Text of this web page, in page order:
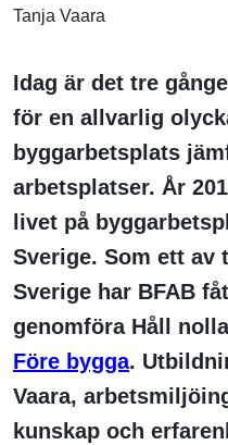
Tanja Vaara
Idag är det tre
för en allvarlig
byggarbetsplats
arbetsplatser. År
livet på
Sverige. Som ett
Sverige har BFAB
genomföra Håll
Före bygga.
Vaara,
kunskap och